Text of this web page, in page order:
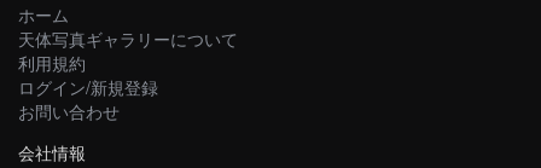
ホーム
天体写真ギャラリーについて
利用規約
ログイン/新規登録
お問い合わせ
会社情報